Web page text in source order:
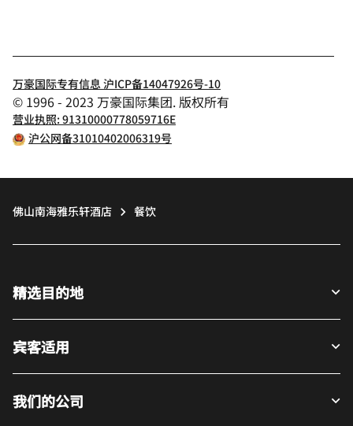
万豪国际专有信息 沪ICP备14047926号-10
© 1996 - 2023 万豪国际集团. 版权所有
营业执照: 91310000778059716E
沪公网备31010402006319号
佛山南海雅乐轩酒店 餐饮
精选目的地
宾客适用
我们的公司